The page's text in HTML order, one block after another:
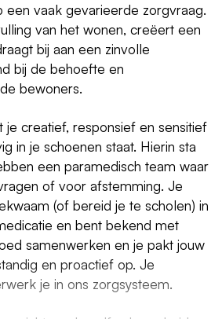
vaak gevarieerde zorgvraag.
van het wonen, creëert een
bij aan een zinvolle
bij de behoefte en
bewoners.
je creatief, responsief en sensitief
in je schoenen staat. Hierin sta
een paramedisch team waar
of voor afstemming. Je
(of bereid je te scholen) in
en bent bekend met
samenwerken en je pakt jouw
en proactief op. Je
je in ons zorgsysteem.